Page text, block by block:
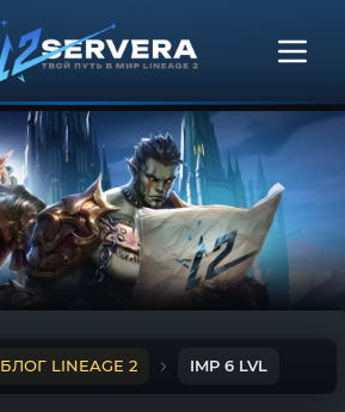
БЛОГ LINEAGE 2 IMP 6 LVL